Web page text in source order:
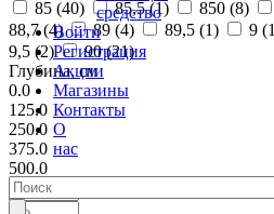
средство
Войти
Регистрация
Акции
Магазины
Контакты
О
нас
85 (40) 85,5 (1) 850 (8)
88,7 (4) 89 (4) 89,5 (1) 9 (1
9,5 (2) 90 (21)
Глубина, см
0.0
125.0
250.0
375.0
500.0